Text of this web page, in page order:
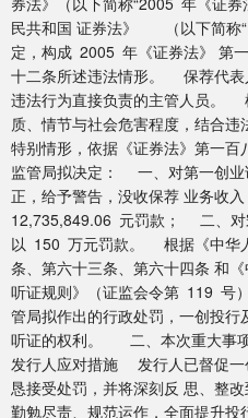
民共和国 证券法》 （以下简称“
定，构成 2005 年《证券法》 第
十二条所述违法情形。 保荐代表
违法行为直接负责的主管人员。
质、情节与社会危害程度，结合
特别情形，依据《证券法》第一
监管局拟决定： 一、对第一创业
正，给予警告，没收保荐 业务收
12,735,849.06 元罚款； 二、对
以 150 万元罚款。 根据《中华
条、第六十三条、第六十四条 和
听证规则》（证监会令第 119 号
管局拟作出的行政处罚，一创投
听证的权利。 二、本次重大事
发行人应对措施 发行人已督促一
恳接受处罚，并将深刻反 思、整
勤勉尽责、规范运作，全面提升